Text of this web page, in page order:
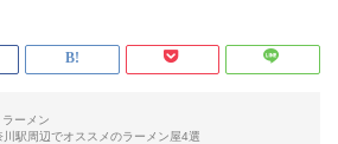
ラーメン
駅周辺でオススメのラーメン屋4選